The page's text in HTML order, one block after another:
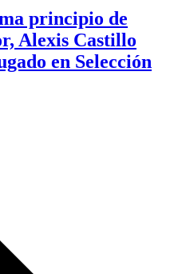
principio de
Alexis Castillo
en Selección